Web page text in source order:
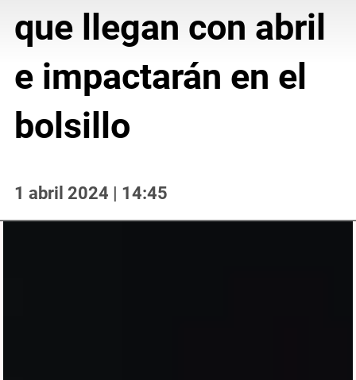
que llegan con abril
e impactarán en el
bolsillo
1 abril 2024 | 14:45